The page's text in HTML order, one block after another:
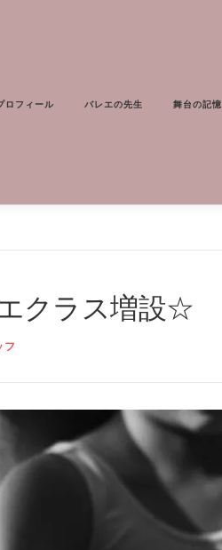
ロフィール バレエの先生 舞台の記憶
クラス増設☆
フ